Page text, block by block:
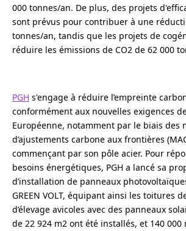
000 tonnes/an. De plus, des projets
sont prévus pour contribuer à une
tonnes/an, tandis que les projets de
réduire les émissions de CO2 de 62 000
PGH s'engage à réduire l’empreinte
conformément aux nouvelles exigences
Européenne, notamment par le biais des
d’ajustements carbone aux frontières
commençant par son pôle acier. Pour
besoins énergétiques, PGH a lancé sa
d’installation de panneaux
GREEN VOLT, équipant ainsi les toitures
d’élevage avicoles avec des panneaux
de 22 924 m2 ont été installés, et 140 000